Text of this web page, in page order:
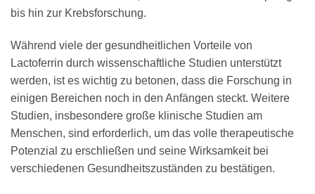
bis hin zur Krebsforschung.
Während viele der gesundheitlichen Vorteile von
Lactoferrin durch wissenschaftliche Studien unterstützt
werden, ist es wichtig zu betonen, dass die Forschung in
einigen Bereichen noch in den Anfängen steckt. Weitere
Studien, insbesondere große klinische Studien am
Menschen, sind erforderlich, um das volle therapeutische
Potenzial zu erschließen und seine Wirksamkeit bei
verschiedenen Gesundheitszuständen zu bestätigen.